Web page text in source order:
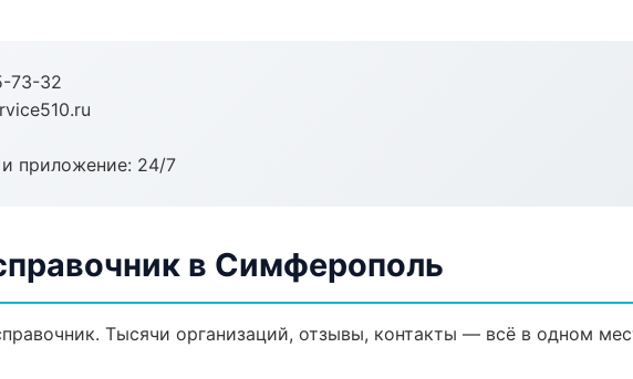
73-32
приложение: 24/7
в Симферополь
Тысячи организаций, отзывы, контакты — всё в одном